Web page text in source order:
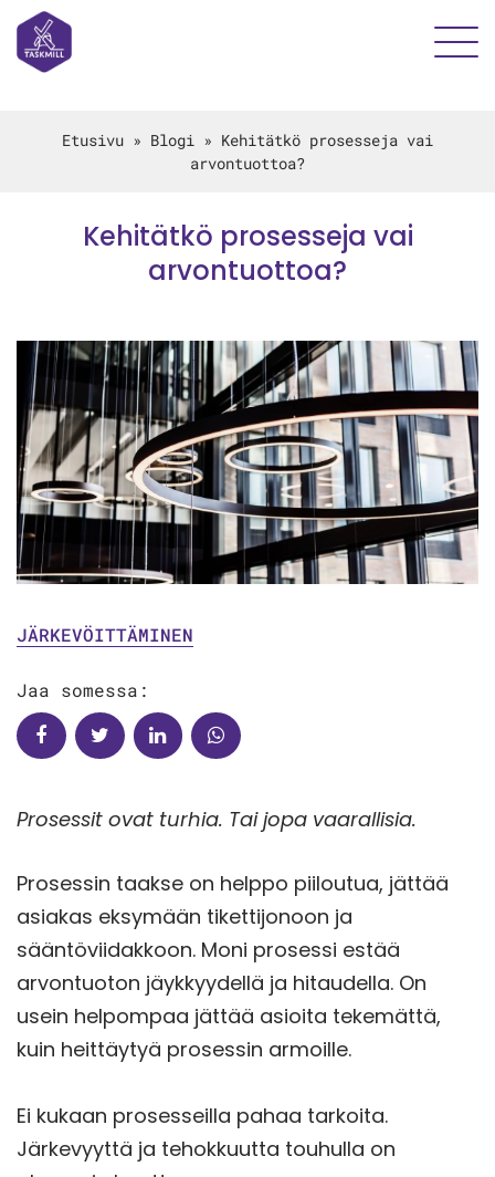
Etusivu » Blogi » Kehitätkö prosesseja vai
arvontuottoa?
Kehitätkö prosesseja vai
arvontuottoa?
JÄRKEVÖITTÄMINEN
Jaa somessa:
Prosessit ovat turhia. Tai jopa vaarallisia.
Prosessin taakse on helppo piiloutua, jättää
asiakas eksymään tikettijonoon ja
sääntöviidakkoon. Moni prosessi estää
arvontuoton jäykkyydellä ja hitaudella. On
usein helpompaa jättää asioita tekemättä,
kuin heittäytyä prosessin armoille.
Ei kukaan prosesseilla pahaa tarkoita.
Järkevyyttä ja tehokkuutta touhulla on